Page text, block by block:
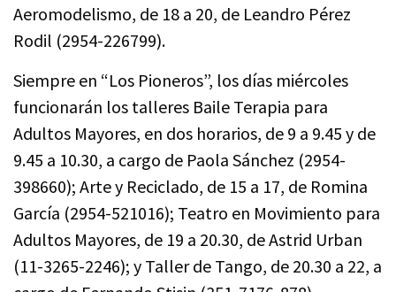
Aeromodelismo, de 18 a 20, de Leandro Pérez
Rodil (2954-226799).
Siempre en “Los Pioneros”, los días miércoles
funcionarán los talleres Baile Terapia para
Adultos Mayores, en dos horarios, de 9 a 9.45 y de
9.45 a 10.30, a cargo de Paola Sánchez (2954-
398660); Arte y Reciclado, de 15 a 17, de Romina
García (2954-521016); Teatro en Movimiento para
Adultos Mayores, de 19 a 20.30, de Astrid Urban
(11-3265-2246); y Taller de Tango, de 20.30 a 22, a